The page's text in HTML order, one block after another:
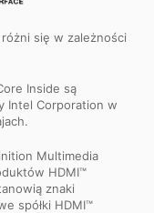
się w zależności
Inside są
Intel Corporation w
Multimedia
HDMI™
znaki
spółki HDMI™